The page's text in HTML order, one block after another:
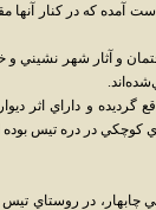
که در کنار آنها
و آثار شهر نشيني و
و داراي اثر
کوچکي در دره تيس
5 کيلومتري شمال غربي